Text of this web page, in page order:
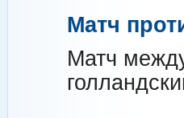
Матч
Матч